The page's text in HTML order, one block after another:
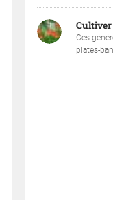
Cultiver
Ces
plates-